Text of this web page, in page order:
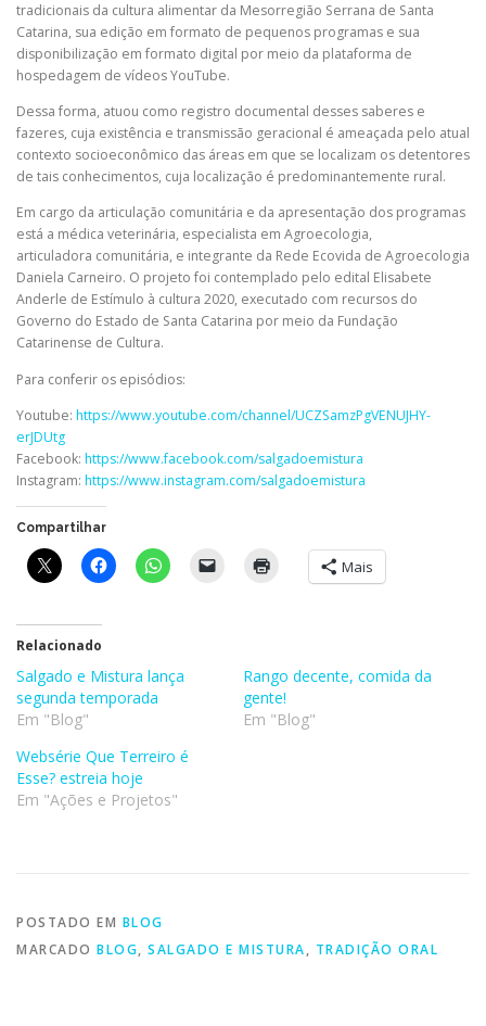
tradicionais da cultura alimentar da Mesorregião Serrana de Santa
Catarina, sua edição em formato de pequenos programas e sua
disponibilização em formato digital por meio da plataforma de
hospedagem de vídeos YouTube.
Dessa forma, atuou como registro documental desses saberes e
fazeres, cuja existência e transmissão geracional é ameaçada pelo atual
contexto socioeconômico das áreas em que se localizam os detentores
de tais conhecimentos, cuja localização é predominantemente rural.
Em cargo da articulação comunitária e da apresentação dos programas
está a médica veterinária, especialista em Agroecologia,
articuladora comunitária, e integrante da Rede Ecovida de Agroecologia
Daniela Carneiro. O projeto foi contemplado pelo edital Elisabete
Anderle de Estímulo à cultura 2020, executado com recursos do
Governo do Estado de Santa Catarina por meio da Fundação
Catarinense de Cultura.
Para conferir os episódios:
Youtube: https://www.youtube.com/channel/UCZSamzPgVENUJHY-
erJDUtg
Facebook: https://www.facebook.com/salgadoemistura
Instagram: https://www.instagram.com/salgadoemistura
Compartilhar
Mais
Relacionado
Salgado e Mistura lança
segunda temporada
Em "Blog"
Rango decente, comida da
gente!
Em "Blog"
Websérie Que Terreiro é
Esse? estreia hoje
Em "Ações e Projetos"
POSTADO EM BLOG
MARCADO BLOG, SALGADO E MISTURA, TRADIÇÃO ORAL